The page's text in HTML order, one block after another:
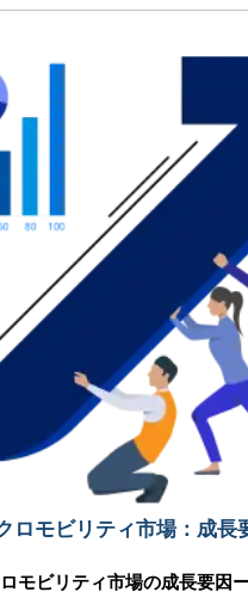
ロモビリティ市場：成長
モビリティ市場の成長要因